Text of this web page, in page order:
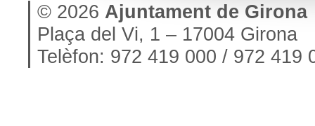
© 2026 Ajuntament de Girona
Plaça del Vi, 1 – 17004 Girona
Telèfon: 972 419 000 / 972 419